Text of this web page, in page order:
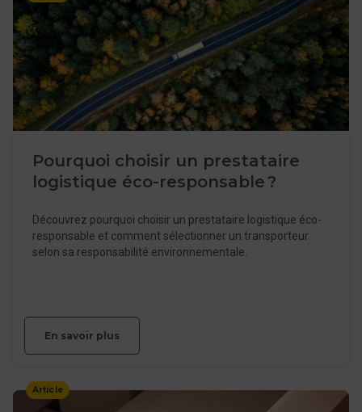
Pourquoi choisir un prestataire
logistique éco-responsable ?
Découvrez pourquoi choisir un prestataire logistique éco-
responsable et comment sélectionner un transporteur
selon sa responsabilité environnementale.
En savoir plus
Article